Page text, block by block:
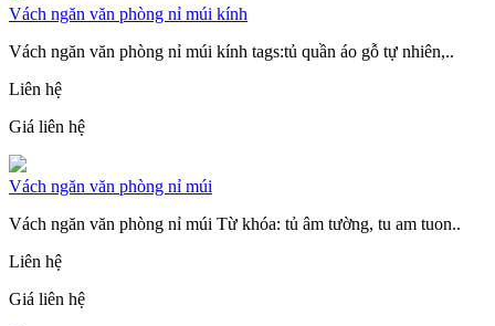
Vách ngăn văn phòng nỉ múi kính
Vách ngăn văn phòng nỉ múi kính tags:tủ quần áo gỗ tự nhiên,..
Liên hệ
Giá liên hệ
Vách ngăn văn phòng nỉ múi
Vách ngăn văn phòng nỉ múi Từ khóa: tủ âm tường, tu am tuon..
Liên hệ
Giá liên hệ